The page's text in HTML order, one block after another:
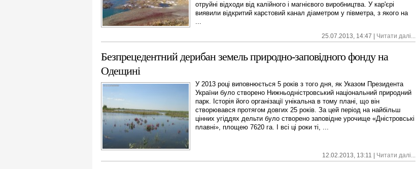
отруйні відходи від калійного і магнієвого виробництва. У кар'єрі
виявили відкритий карстовий канал діаметром у півметра, з якого на
...
25.07.2013, 14:47 | Читати далі...
Безпрецедентний дерибан земель природно-заповідного фонду на
Одещині
У 2013 році виповнюється 5 років з того дня, як Указом Президента
України було створено Нижньодністровський національний природний
парк. Історія його організації унікальна в тому плані, що він
створювався протягом довгих 25 років. За цей період на найбільш
цінних угіддях дельти було створено заповідне урочище «Дністровські
плавні», площею 7620 га. І всі ці роки ті, ...
12.02.2013, 13:11 | Читати далі...